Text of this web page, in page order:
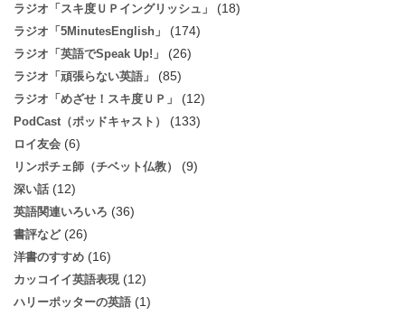
ラジオ「スキ度ＵＰイングリッシュ」 (18)
ラジオ「5MinutesEnglish」 (174)
ラジオ「英語でSpeak Up!」 (26)
ラジオ「頑張らない英語」 (85)
ラジオ「めざせ！スキ度ＵＰ」 (12)
PodCast（ポッドキャスト） (133)
ロイ友会 (6)
リンポチェ師（チベット仏教） (9)
深い話 (12)
英語関連いろいろ (36)
書評など(26)
洋書のすすめ (16)
カッコイイ英語表現(12)
ハリーポッターの英語 (1)